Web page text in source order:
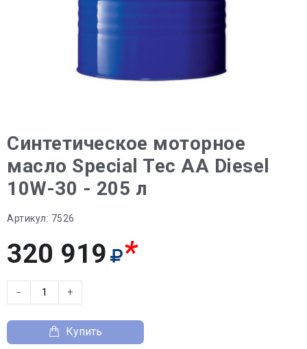
Синтетическое моторное
масло Special Tec AA Diesel
10W-30 - 205 л
Артикул: 7526
320 919 *
− +
Купить